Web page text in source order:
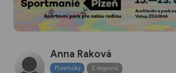
Anna Raková
Plzeňský Z regionů